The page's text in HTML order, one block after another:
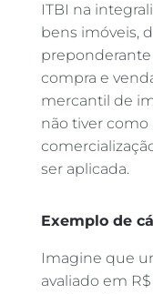
ITBI na
bens imóveis,
preponderante
compra e
mercantil de
não tiver
ser aplicada.
Exemplo de
Imagine que
avaliado em